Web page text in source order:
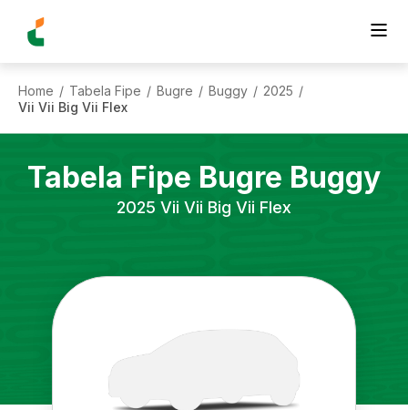
Home / Tabela Fipe / Bugre / Buggy / 2025 /
Vii Vii Big Vii Flex
Tabela Fipe Bugre Buggy
2025 Vii Vii Big Vii Flex